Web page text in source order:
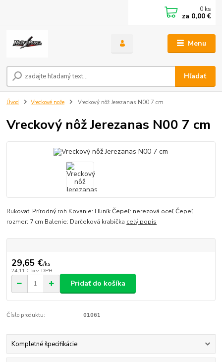
Menu
Hľadať
0 ks
za 0,00 €
Úvod Vreckové nože Vreckový nôž Jerezanas N00 7 cm
Vreckový nôž Jerezanas N00 7 cm
Rukoväť: Prírodný roh Kovanie: Hliník Čepeľ: nerezová oceľ Čepeľ
rozmer: 7 cm Balenie: Darčeková krabička celý popis
29,65 €/ks
24,11 € bez DPH
Pridať do košíka
Číslo produktu: 01061
Kompletné špecifikácie